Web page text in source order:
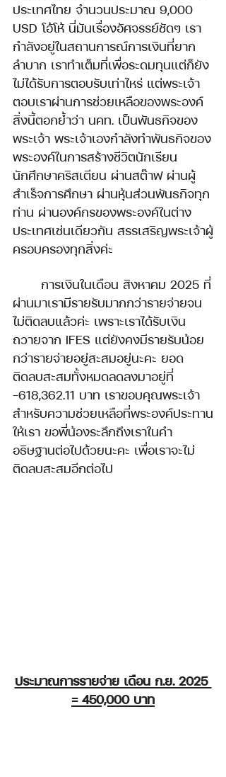
ประเทศไทย จำนวนประมาณ 9,000
USD โอ้โห้ นี่มันเรื่องอัศจรรย์ชัดๆ เรา
กำลังอยู่ในสถานการณ์การเงินที่ยาก
ลำบาก เราทำเต็มที่เพื่อระดมทุนแต่ก็ยัง
ไม่ได้รับการตอบรับเท่าไหร่ แต่พระเจ้า
ตอบเราผ่านการช่วยเหลือของพระองค์
สิ่งนี้ตอกย้ำว่า นคท. เป็นพันธกิจของ
พระเจ้า พระเจ้าเองกำลังทำพันธกิจของ
พระองค์ในการสร้างชีวิตนักเรียน
นักศึกษาคริสเตียน ผ่านสต๊าฟ ผ่านผู้
สำเร็จการศึกษา ผ่านหุ้นส่วนพันธกิจทุก
ท่าน ผ่านองค์กรของพระองค์ในต่าง
ประเทศเช่นเดียวกัน สรรเสริญพระเจ้าผู้
ครอบครองทุกสิ่งค่ะ
ผ่านมาเรามีรายรับมากกว่ารายจ่ายจน
ไม่ติดลบแล้วค่ะ เพราะเราได้รับเงิน
ถวายจาก IFES แต่ยังคงมีรายรับน้อย
กว่ารายจ่ายอยู่สะสมอยู่นะคะ ยอด
ติดลบสะสมทั้งหมดลดลงมาอยู่ที่
-618,362.11 บาท เราขอบคุณพระเจ้า
สำหรับความช่วยเหลือที่พระองค์ประทาน
ให้เรา ขอพี่น้องระลึกถึงเราในคำ
อธิษฐานต่อไปด้วยนะคะ เพื่อเราจะไม่
ติดลบสะสมอีกต่อไป
ประมาณการรายจ่าย เดือน ก.ย. 2025
= 450,000 บาท